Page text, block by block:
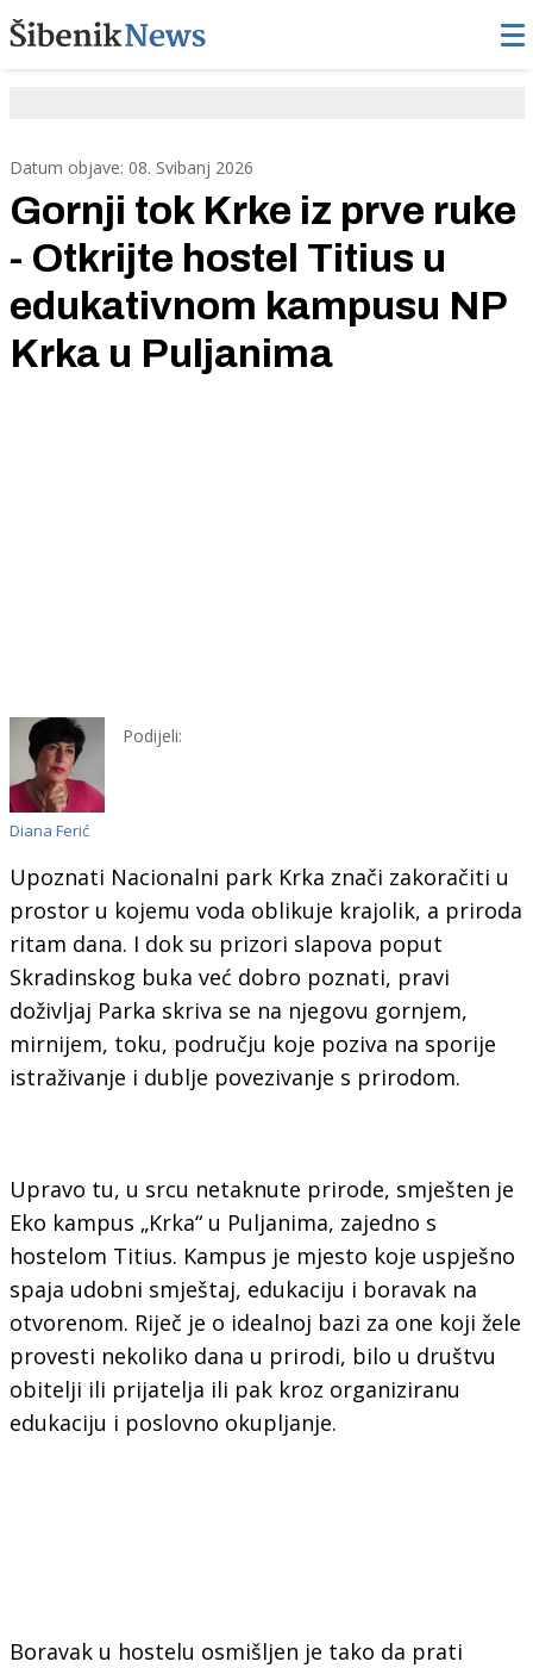
Datum objave: 08. Svibanj 2026
Gornji tok Krke iz prve ruke
- Otkrijte hostel Titius u
edukativnom kampusu NP
Krka u Puljanima
Diana Ferić
Podijeli:
Upoznati Nacionalni park Krka znači zakoračiti u
prostor u kojemu voda oblikuje krajolik, a priroda
ritam dana. I dok su prizori slapova poput
Skradinskog buka već dobro poznati, pravi
doživljaj Parka skriva se na njegovu gornjem,
mirnijem, toku, području koje poziva na sporije
istraživanje i dublje povezivanje s prirodom.
Upravo tu, u srcu netaknute prirode, smješten je
Eko kampus „Krka“ u Puljanima, zajedno s
hostelom Titius. Kampus je mjesto koje uspješno
spaja udobni smještaj, edukaciju i boravak na
otvorenom. Riječ je o idealnoj bazi za one koji žele
provesti nekoliko dana u prirodi, bilo u društvu
obitelji ili prijatelja ili pak kroz organiziranu
edukaciju i poslovno okupljanje.
Boravak u hostelu osmišljen je tako da prati